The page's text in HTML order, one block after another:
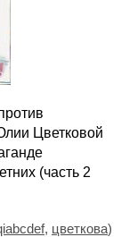
Цветковой
(часть 2
, цветкова)